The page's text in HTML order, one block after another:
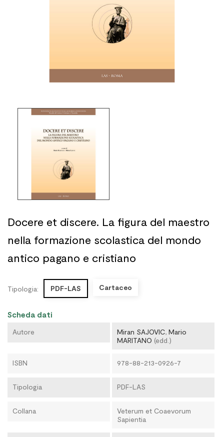
Docere et discere. La figura del maestro
nella formazione scolastica del mondo
antico pagano e cristiano
Tipologia: PDF-LAS Cartaceo
Scheda dati
Autore Miran SAJOVIC, Mario
MARITANO (edd.)
ISBN 978-88-213-0926-7
Tipologia PDF-LAS
Collana
Veterum et Coaevorum
Sapientia